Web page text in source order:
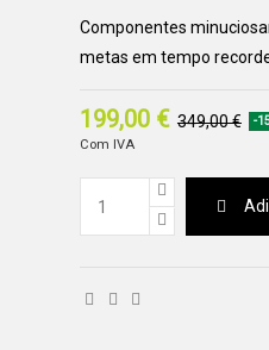
Componentes
metas em tempo
199,00 € 349,00 €
-
Com IVA